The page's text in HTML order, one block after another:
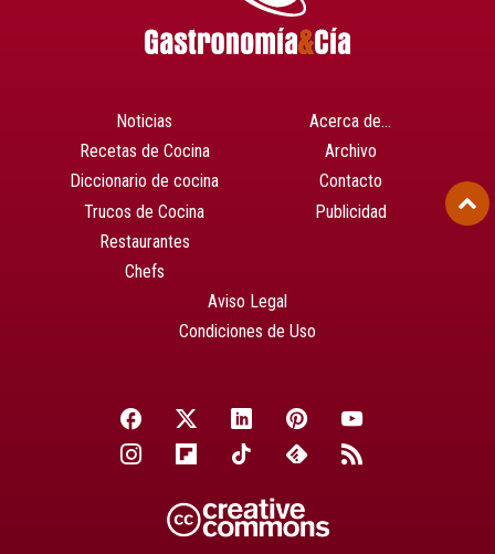
Noticias
Recetas de Cocina
Diccionario de cocina
Trucos de Cocina
Restaurantes
Chefs
Acerca de…
Archivo
Contacto
Publicidad
Aviso Legal
Condiciones de Uso